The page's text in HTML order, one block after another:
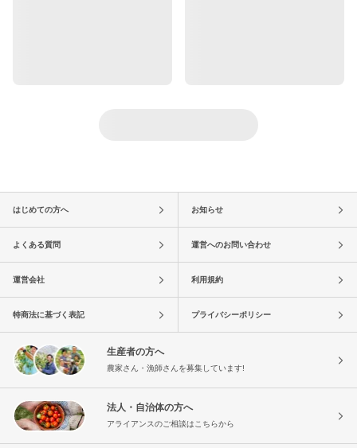
はじめての方へ お知らせ
よくある質問 運営へのお問い合わせ
運営会社 利用規約
特商法に基づく表記 プライバシーポリシー
生産者の方へ
農家さん・漁師さんを募集しています!
法人・自治体の方へ
アライアンスのご相談はこちらから